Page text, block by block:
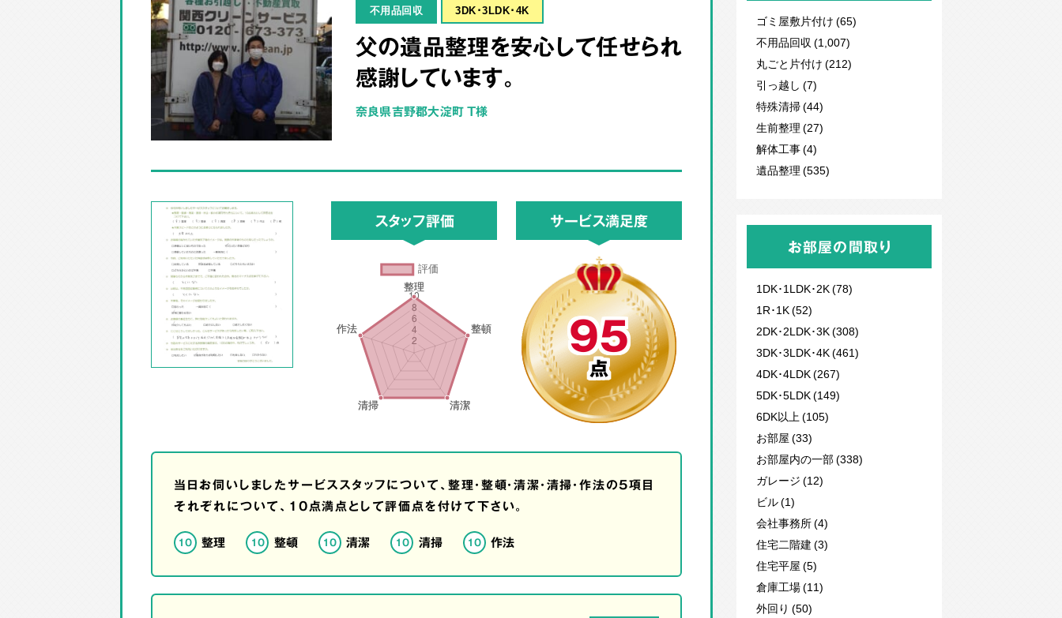
不用品回収 3DK･3LDK･4K
父の遺品整理を安心して任せられ
感謝しています。
奈良県吉野郡大淀町 T様
スタッフ評価 サービス満足度
95
点
当日お伺いしましたサービススタッフについて、整理・整頓・清潔・清掃・作法の5項目
それぞれについて、10点満点として評価点を付けて下さい。
10 整理 10 整頓 10 清潔 10 清掃 10 作法
ゴミ屋敷片付け (65)
不用品回収 (1,007)
丸ごと片付け (212)
引っ越し (7)
特殊清掃 (44)
生前整理 (27)
解体工事 (4)
遺品整理 (535)
お部屋の間取り
1DK･1LDK･2K (78)
1R･1K (52)
2DK･2LDK･3K (308)
3DK･3LDK･4K (461)
4DK･4LDK (267)
5DK･5LDK (149)
6DK以上 (105)
お部屋 (33)
お部屋内の一部 (338)
ガレージ (12)
ビル (1)
会社事務所 (4)
住宅二階建 (3)
住宅平屋 (5)
倉庫工場 (11)
外回り (50)